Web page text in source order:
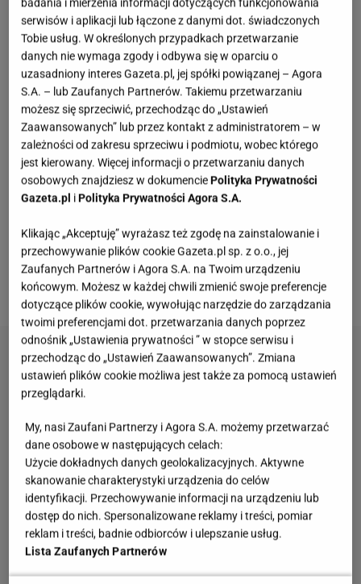
Fasola edamame pochodzi z Azji, ale obecnie
dostępna jest już na całym świecie. Edamame po
japońsku oznacza tyle, co "gałązka fasoli". I
rzeczywiście, edamame to nic innego, jak
niedojrzałe strączki soi. W kuchni wykorzystywane
są zarówno ziarna, jak i całe strączki, co sprawia, że
edamame można przygotować na wiele różnych
sposobów i wzbogacić tym dodatkiem wiele dań.
Fasolaedamame ceniona jest ze względu na swój
wyjątkowy smak, ale niezwykle ważne są także jej
wartości odżywcze:
badania i mierzenia informacji dotyczących funkcjonowania
serwisów i aplikacji lub łączone z danymi dot. świadczonych
Tobie usług. W określonych przypadkach przetwarzanie
danych nie wymaga zgody i odbywa się w oparciu o
uzasadniony interes Gazeta.pl, jej spółki powiązanej – Agora
S.A. – lub Zaufanych Partnerów. Takiemu przetwarzaniu
możesz się sprzeciwić, przechodząc do „Ustawień
Zaawansowanych” lub przez kontakt z administratorem – w
zależności od zakresu sprzeciwu i podmiotu, wobec którego
jest kierowany. Więcej informacji o przetwarzaniu danych
osobowych znajdziesz w dokumenciePolityka Prywatności
Gazeta.pl iPolityka Prywatności Agora S.A.
Klikając „Akceptuję” wyrażasz też zgodę na zainstalowanie i
przechowywanie plików cookie Gazeta.pl sp. z o.o., jej
Zaufanych Partnerów i Agora S.A. na Twoim urządzeniu
końcowym. Możesz w każdej chwili zmienić swoje preferencje
dotyczące plików cookie, wywołując narzędzie do zarządzania
twoimi preferencjami dot. przetwarzania danych poprzez
odnośnik „Ustawienia prywatności ” w stopce serwisu i
przechodząc do „Ustawień Zaawansowanych”. Zmiana
ustawień plików cookie możliwa jest także za pomocą ustawień
przeglądarki.
My, nasi Zaufani Partnerzy i Agora S.A. możemy przetwarzać
dane osobowe w następujących celach:
Użycie dokładnych danych geolokalizacyjnych. Aktywne
skanowanie charakterystyki urządzenia do celów
identyfikacji. Przechowywanie informacji na urządzeniu lub
dostęp do nich. Spersonalizowane reklamy i treści, pomiar
reklam i treści, badnie odbiorców i ulepszanie usług.
Lista Zaufanych Partnerów